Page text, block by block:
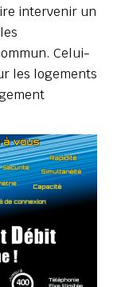
intervenir un
Celui-
les logements